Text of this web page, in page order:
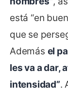
está “en
que se
Además el
les va a dar,
intensidad”.